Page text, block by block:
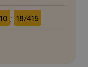
; 18/415